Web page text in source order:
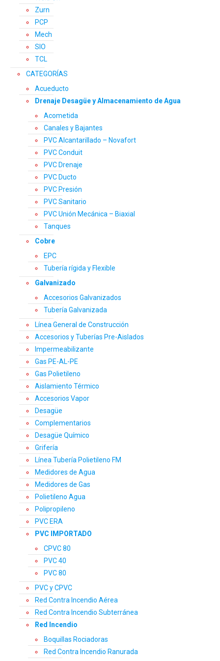
Zurn
PCP
Mech
SIO
TCL
CATEGORÍAS
Acueducto
Drenaje Desagüe y Almacenamiento de Agua
Acometida
Canales y Bajantes
PVC Alcantarillado – Novafort
PVC Conduit
PVC Drenaje
PVC Ducto
PVC Presión
PVC Sanitario
PVC Unión Mecánica – Biaxial
Tanques
Cobre
EPC
Tubería rígida y Flexible
Galvanizado
Accesorios Galvanizados
Tubería Galvanizada
Línea General de Construcción
Accesorios y Tuberías Pre-Aislados
Impermeabilizante
Gas PE-AL-PE
Gas Polietileno
Aislamiento Térmico
Accesorios Vapor
Desagüe
Complementarios
Desagüe Químico
Grifería
Línea Tubería Polietileno FM
Medidores de Agua
Medidores de Gas
Polietileno Agua
Polipropileno
PVC ERA
PVC IMPORTADO
CPVC 80
PVC 40
PVC 80
PVC y CPVC
Red Contra Incendio Aérea
Red Contra Incendio Subterránea
Red Incendio
Boquillas Rociadoras
Red Contra Incendio Ranurada